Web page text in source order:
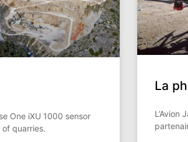
One iXU 1000 sensor
quarries.
La
L’Avion